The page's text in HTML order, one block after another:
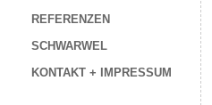
REFERENZEN
SCHWARWEL
KONTAKT + IMPRESSUM